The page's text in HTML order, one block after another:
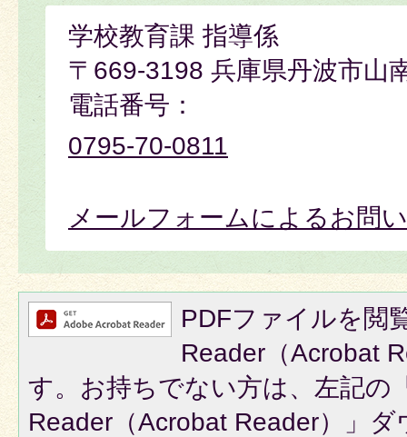
学校教育課 指導係
〒669-3198 兵庫県丹波市山
電話番号：
0795-70-0811
メールフォームによるお問
PDFファイルを閲
Reader（Acrobat
す。お持ちでない方は、左記の
Reader（Acrobat Reader）」